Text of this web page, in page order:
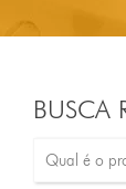
BUSCA